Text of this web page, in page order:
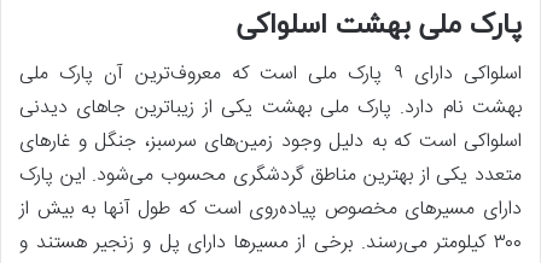
پارک ملی بهشت اسلواکی
اسلواکی دارای ۹ پارک ملی است که معروف‌ترین آن پارک ملی
بهشت نام دارد. پارک ملی بهشت یکی از زیباترین جاهای دیدنی
اسلواکی است که به دلیل وجود زمین‌های سرسبز، جنگل و غارهای
متعدد یکی از بهترین مناطق گردشگری محسوب می‌شود. این پارک
دارای مسیرهای مخصوص پیاده‌روی است که طول آنها به بیش از
۳۰۰ کیلومتر می‌رسند. برخی از مسیرها دارای پل و زنجیر هستند و